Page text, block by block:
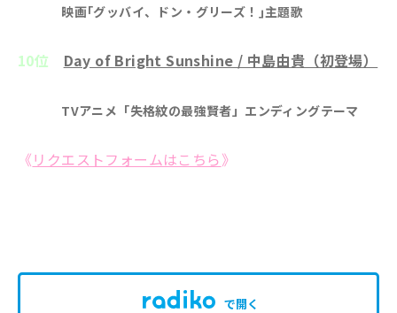
映画｢グッバイ、ドン・グリーズ！｣主題歌
10位 Day of Bright Sunshine / 中島由貴（初登場）
TVアニメ「失格紋の最強賢者」エンディングテーマ
《リクエストフォームはこちら》
で開く